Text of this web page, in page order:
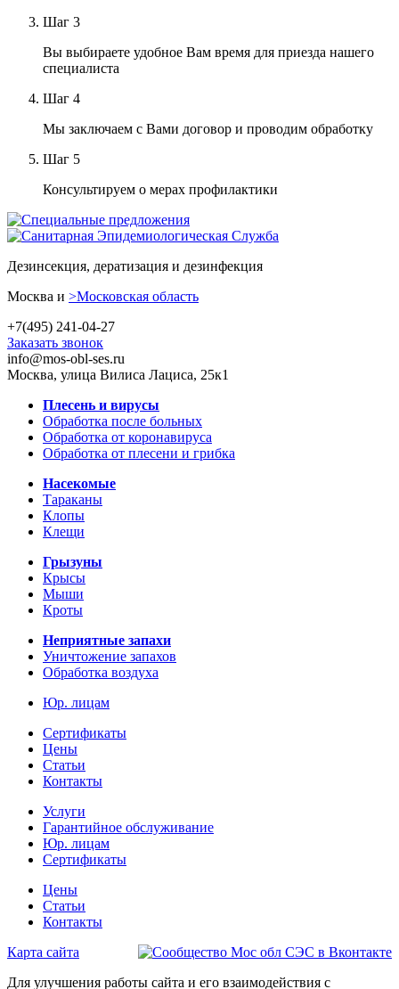
Шаг 3
Вы выбираете удобное Вам время для приезда нашего
специалиста
Шаг 4
Мы заключаем с Вами договор и проводим обработку
Шаг 5
Консультируем о мерах профилактики
Дезинсекция, дератизация и дезинфекция
Москва и >Московская область
+7(495) 241-04-27
Заказать звонок
info@mos-obl-ses.ru
Москва, улица Вилиса Лациса, 25к1
Плесень и вирусы
Обработка после больных
Обработка от коронавируса
Обработка от плесени и грибка
Насекомые
Тараканы
Клопы
Клещи
Грызуны
Крысы
Мыши
Кроты
Неприятные запахи
Уничтожение запахов
Обработка воздуха
Юр. лицам
Сертификаты
Цены
Статьи
Контакты
Услуги
Гарантийное обслуживание
Юр. лицам
Сертификаты
Цены
Статьи
Контакты
Карта сайта
Для улучшения работы сайта и его взаимодействия с